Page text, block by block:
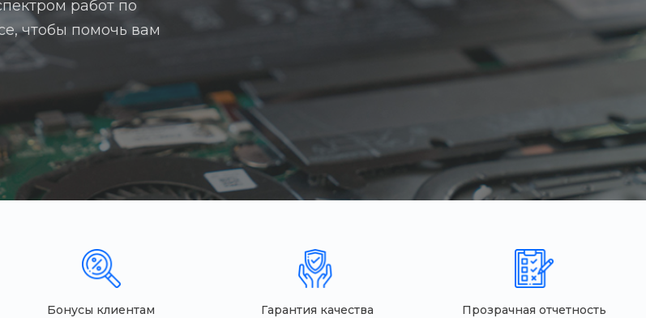
работ по
чтобы помочь вам
Бонусы клиентам
Гарантия качества
Прозрачная отчетность